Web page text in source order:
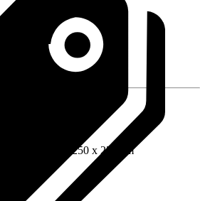
střechy
250 x 250 cm